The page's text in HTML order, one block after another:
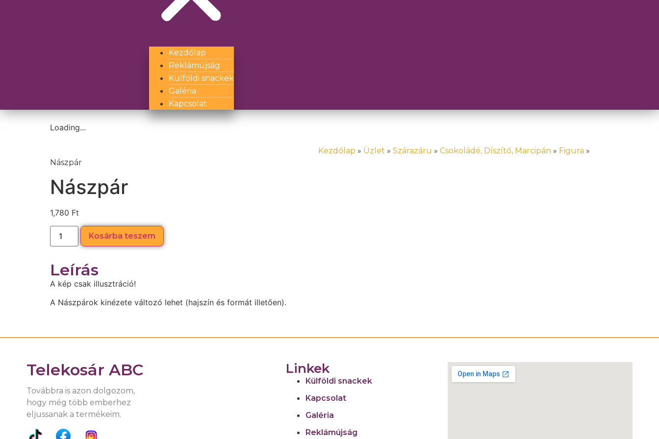
Kezdőlap
Reklámújság
Külföldi snackek
Galéria
Kapcsolat
Loading...
Kezdőlap » Üzlet »Szárazáru »Csokoládé, Díszítő, Marcipán » Figura »
Nászpár
Nászpár
1,780 Ft
Kosárba teszem
Leírás
A kép csak illusztráció!
A Nászpárok kinézete változó lehet (hajszín és formát illetően).
Telekosár ABC
Továbbra is azon dolgozom,
hogy még több emberhez
eljussanak a termékeim.
Linkek
Külföldi snackek
Kapcsolat
Galéria
Reklámújság